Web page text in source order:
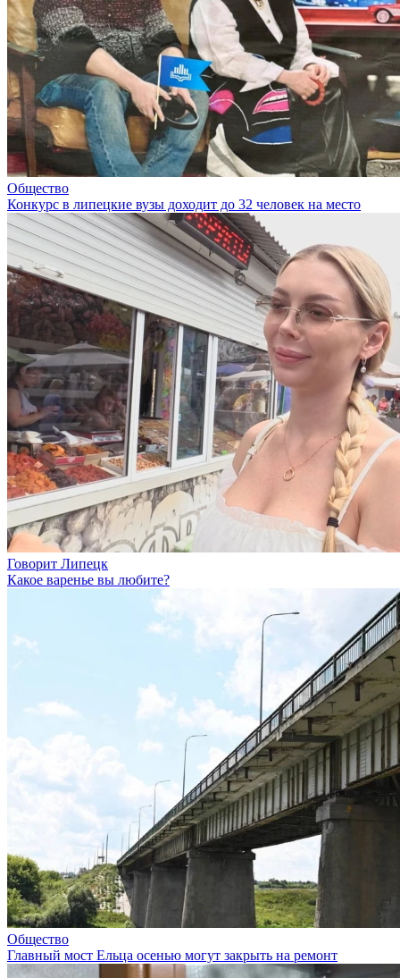
Общество
Конкурс в липецкие вузы доходит до 32 человек на место
Говорит Липецк
Какое варенье вы любите?
Общество
Главный мост Ельца осенью могут закрыть на ремонт